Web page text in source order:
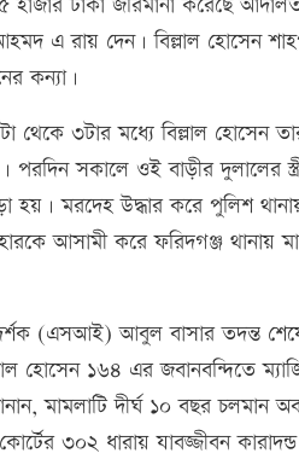
এ রায় দেন। বিল্লাল হোসেন
কন্যা।
৩টার মধ্যে বিল্লাল হোসেন
সকালে ওই বাড়ীর দুলালের
মরদেহ উদ্ধার করে পুলিশ
আসামী করে ফরিদগঞ্জ থানায়
(এসআই) আবুল বাসার তদন্ত
১৬৪ এর জবানবন্দিতে
দীর্ঘ ১০ বছর চলমান
৩০২ ধারায় যাবজ্জীবন